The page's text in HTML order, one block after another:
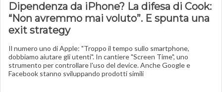
Dipendenza da iPhone? La difesa di Cook:
“Non avremmo mai voluto”. E spunta una
exit strategy
Il numero uno di Apple: "Troppo il tempo sullo smartphone,
dobbiamo aiutare gli utenti". In cantiere "Screen Time", uno
strumento per controllare l'uso del device. Anche Google e
Facebook stanno sviluppando prodotti simili